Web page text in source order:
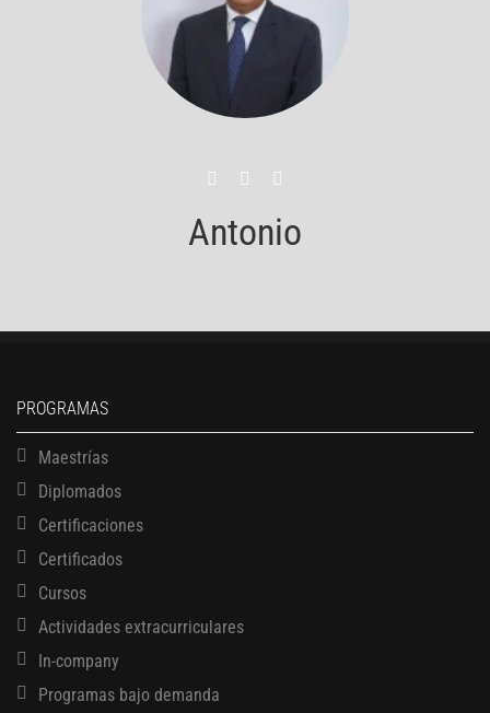
Antonio
PROGRAMAS
Maestrías
Diplomados
Certificaciones
Certificados
Cursos
Actividades extracurriculares
In-company
Programas bajo demanda